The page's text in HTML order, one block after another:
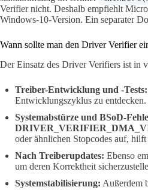
Verifier nicht. Deshalb empfiehlt
Windows-10-Version. Ein separater
Wann sollte man den Driver Verifier
Der Einsatz des Driver Verifiers ist in
Treiber-Entwicklung und -Tests:
Entwicklungszyklus zu entdecken.
Systemabstürze und BSoD-
oder ähnlichen Stopcodes auf,
Nach Treiberupdates: Ebenso
um deren Korrektheit
Systemstabilisierung: Außerdem